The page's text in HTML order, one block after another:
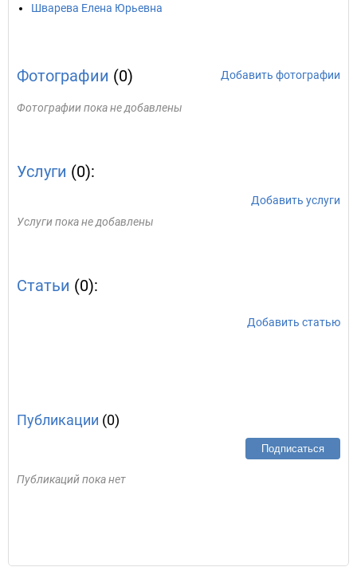
Шварева Елена Юрьевна
Фотографии (0) Добавить фотографии
Фотографии пока не добавлены
Услуги (0):
Добавить услуги
Услуги пока не добавлены
Статьи (0):
Добавить статью
Публикации (0)
Подписаться
Публикаций пока нет